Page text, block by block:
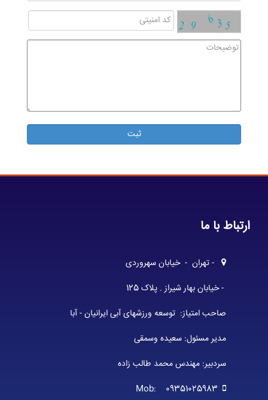
ارتباط با ما
- تهران - خیابان سهروردی
- خیابان بهار شیراز . پلاک 125
صاحب امتیاز: توسعه ورزشهای آبی ایرانیان - آبا
مدیر مسئول: سعیده وسمقی
سردبیر: مهندس محمد طالب زاده